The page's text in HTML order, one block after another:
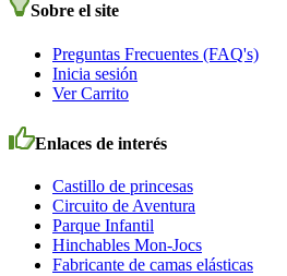
Sobre el site
Preguntas Frecuentes (FAQ's)
Inicia sesión
Ver Carrito
Enlaces de interés
Castillo de princesas
Circuito de Aventura
Parque Infantil
Hinchables Mon-Jocs
Fabricante de camas elásticas